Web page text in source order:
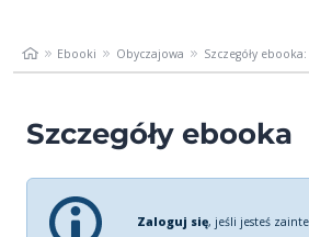
Ebooki Obyczajowa Szczegóły
Szczegóły ebooka
Zaloguj się, jeśli jesteś